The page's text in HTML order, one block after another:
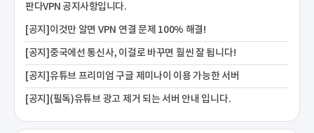
판다VPN공지사항입니다.
[공지]이것만 알면 VPN 연결 문제 100% 해결!
[공지]중국에선 통신사, 이걸로 바꾸면 훨씬 잘 됩니다!
[공지]유튜브 프리미엄 구글 제미나이 이용 가능한 서버
[공지](필독)유튜브 광고 제거 되는 서버 안내 입니다.